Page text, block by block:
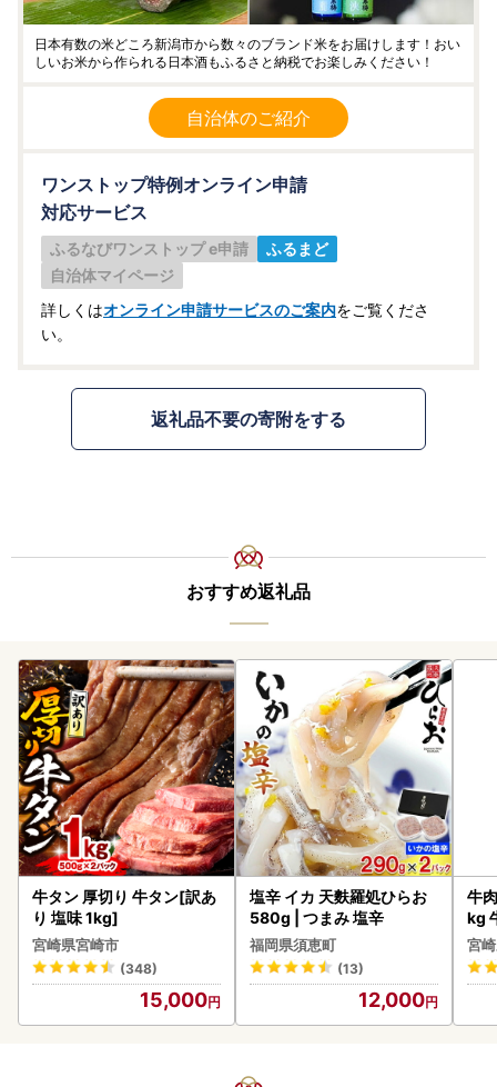
日本有数の米どころ新潟市から数々のブランド米をお届けします！おい
しいお米から作られる日本酒もふるさと納税でお楽しみください！
自治体のご紹介
ワンストップ特例オンライン申請
対応サービス
ふるなびワンストップ e申請
ふるまど
自治体マイページ
詳しくはオンライン申請サービスのご案内をご覧くださ
い。
返礼品不要の寄附をする
おすすめ返礼品
牛タン 厚切り 牛タン[訳あ
り 塩味 1kg]
宮崎県宮崎市
(348)
15,000
塩辛 イカ 天麩羅処ひらお
580g | つまみ 塩辛
福岡県須恵町
(13)
12,000
牛肉 宮崎牛 赤身＆霜
kg
kg-
宮